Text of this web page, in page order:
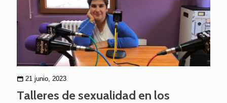
21 junio, 2023
Talleres de sexualidad en los